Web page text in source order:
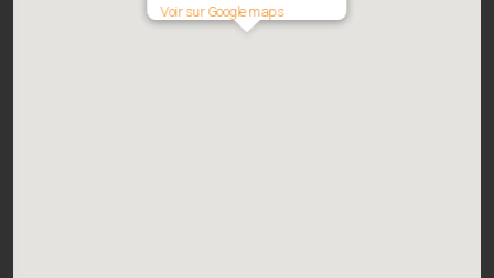
Voir sur Google maps